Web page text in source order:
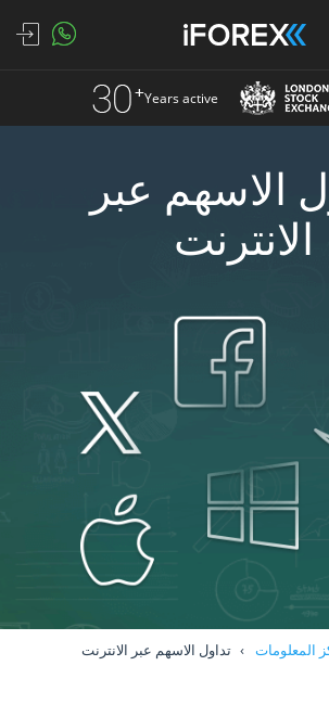
Years active
الاسهم عبر
الانترنت
المعلومات تداول الاسهم عبر الانترنت